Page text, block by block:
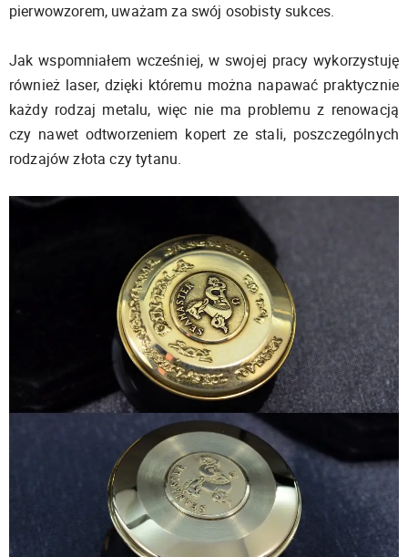
pierwowzorem, uważam za swój osobisty sukces.
Jak wspomniałem wcześniej, w swojej pracy wykorzystuję
również laser, dzięki któremu można napawać praktycznie
każdy rodzaj metalu, więc nie ma problemu z renowacją
czy nawet odtworzeniem kopert ze stali, poszczególnych
rodzajów złota czy tytanu.